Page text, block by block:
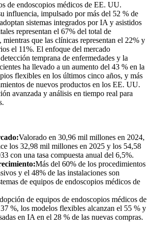
de endoscopios médicos de EE. UU.
influencia, impulsado por más del 52 % de
sistemas integrados por IA y asistidos
representan el 67% del total de
mientras que las clínicas representan el 22% y
el 11%. El enfoque del mercado
temprana de enfermedades y la
ha llevado a un aumento del 43 % en la
flexibles en los últimos cinco años, y más
de nuevos productos en los EE. UU.
avanzada y análisis en tiempo real para
Valorado en 30,96 mil millones en 2024,
los 32,98 mil millones en 2025 y los 54,58
con una tasa compuesta anual del 6,5%.
Más del 60% de los procedimientos
y el 48% de las instalaciones son
de equipos de endoscopios médicos de
de equipos de endoscopios médicos de
%, los modelos flexibles alcanzan el 55 % y
en IA en el 28 % de las nuevas compras.